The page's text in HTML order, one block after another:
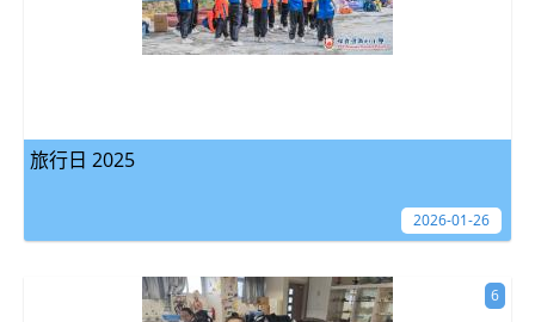
旅行日 2025
2026-01-26
6